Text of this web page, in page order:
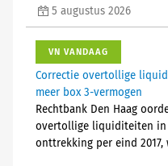
5 augustus 2026
VN VANDAAG
Correctie overtollige
meer box 3-vermogen
Rechtbank Den Haag
overtollige liquiditeiten in
onttrekking per eind